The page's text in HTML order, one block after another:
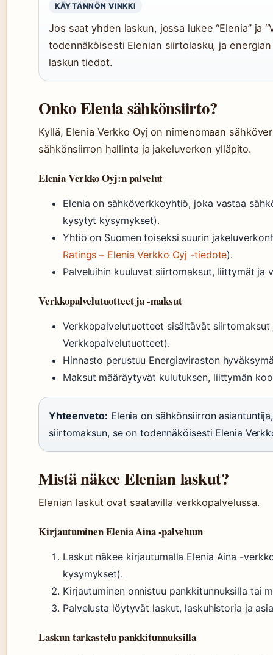
KÄYTÄNNÖN VINKKI
Jos saat yhden laskun, jossa lukee “Elenia” ja
todennäköisesti Elenian siirtolasku, ja
laskun tiedot.
Onko Elenia sähkönsiirto?
Kyllä, Elenia Verkko Oyj on nimenomaan
sähkönsiirron hallinta ja jakeluverkon ylläpito.
Elenia Verkko Oyj:n palvelut
Elenia on sähköverkkoyhtiö, joka vastaa
kysytyt kysymykset).
Yhtiö on Suomen toiseksi suurin
Ratings – Elenia Verkko Oyj -tiedote).
Palveluihin kuuluvat siirtomaksut, liittymät ja
Verkkopalvelutuotteet ja -maksut
Verkkopalvelutuotteet sisältävät
Verkkopalvelutuotteet).
Hinnasto perustuu Energiaviraston
Maksut määräytyvät kulutuksen, liittymän
Yhteenveto: Elenia on sähkönsiirron
siirtomaksun, se on todennäköisesti Elenia
Mistä näkee Elenian laskut?
Elenian laskut ovat saatavilla verkkopalvelussa.
Kirjautuminen Elenia Aina -palveluun
Laskut näkee kirjautumalla Elenia Aina -
kysymykset).
Kirjautuminen onnistuu pankkitunnuksilla tai
Palvelusta löytyvät laskut, laskuhistoria ja
Laskun tarkastelu pankkitunnuksilla